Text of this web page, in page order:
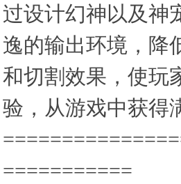
过设计幻神以及神
逸的输出环境，降
和切割效果，使玩
验，从游戏中获得
===========